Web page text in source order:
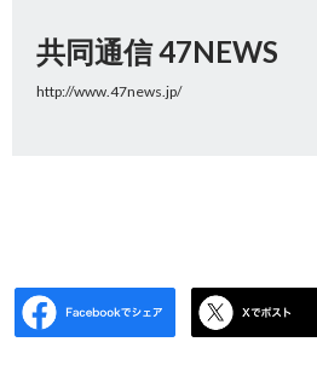
共同通信 47NEWS
http://www.47news.jp/